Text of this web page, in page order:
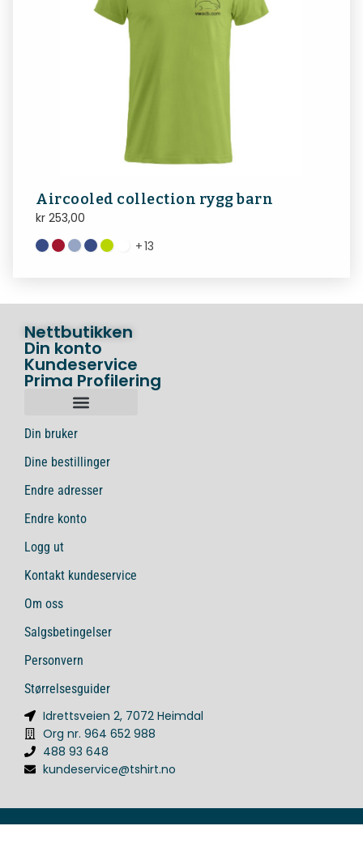
Aircooled collection rygg barn
kr 253,00
+13
Nettbutikken
Din konto
Kundeservice
Prima Profilering
Din bruker
Dine bestillinger
Endre adresser
Endre konto
Logg ut
Kontakt kundeservice
Om oss
Salgsbetingelser
Personvern
Størrelsesguider
Idrettsveien 2, 7072 Heimdal
Org nr. 964 652 988
488 93 648
kundeservice@tshirt.no